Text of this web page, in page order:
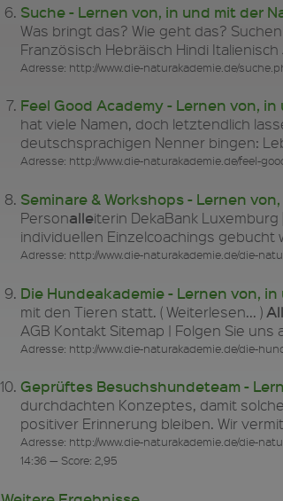
Suche - Lernen von, in und mit der
Was bringt das? Wie geht das?
Französisch Hebräisch Hindi
Adresse: http://www.die-naturakademie.de/
Feel Good Academy - Lernen von,
hat viele Namen, doch letztendlich
deutschsprachigen Nenner bingen:
Adresse: http://www.die-naturakademie.de/feel-
Seminare & Workshops - Lernen
Personalleiterin DekaBank Luxemburg
individuellen Einzelcoachings
Adresse: http://www.die-naturakademie.de/die-
Die Hundeakademie - Lernen von,
mit den Tieren statt. ( Weiterlesen... )
AGB Kontakt Sitemap | Folgen Sie
Adresse: http://www.die-naturakademie.de/die-
Geprüftes Besuchshundeteam -
durchdachten Konzeptes, damit
positiver Erinnerung bleiben. Wir
Adresse: http://www.die-naturakademie.de/die-
14:36 — Score: 2,95